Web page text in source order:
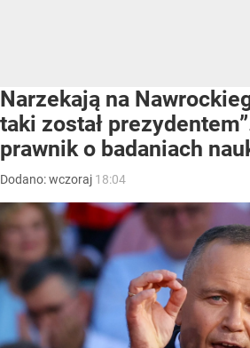
Narzekają na
taki został
prawnik o badaniach
Dodano:wczoraj 18:04